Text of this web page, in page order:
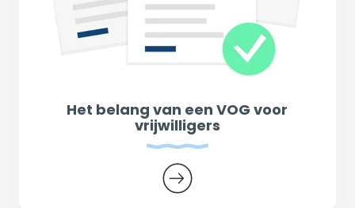
Het belang van een VOG voor
vrijwilligers